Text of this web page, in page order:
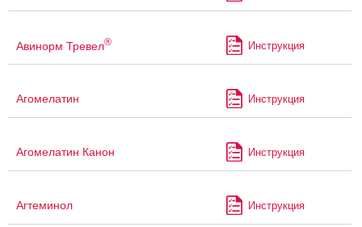
Авинорм Тревел® Инструкция
Агомелатин Инструкция
Агомелатин Канон Инструкция
Агтеминол Инструкция